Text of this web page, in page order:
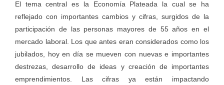
El tema central es la Economía Plateada la cual se ha
reflejado con importantes cambios y cifras, surgidos de la
participación de las personas mayores de 55 años en el
mercado laboral. Los que antes eran considerados como los
jubilados, hoy en día se mueven con nuevas e importantes
destrezas, desarrollo de ideas y creación de importantes
emprendimientos. Las cifras ya están impactando